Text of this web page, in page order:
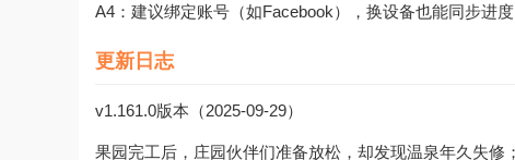
A4：建议绑定账号（如Facebook），换设备也能同步进度
更新日志
v1.161.0版本（2025-09-29）
果园完工后，庄园伙伴们准备放松，却发现温泉年久失